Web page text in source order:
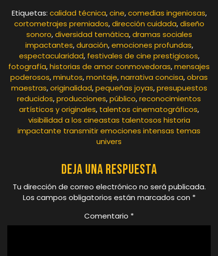
Etiquetas: calidad técnica,cine,comedias ingeniosas,
cortometrajes premiados,dirección cuidada,diseño
sonoro,diversidad temática,dramas sociales
impactantes,duración,emociones profundas,
espectacularidad, festivales de cine prestigiosos,
fotografía,historias de amor conmovedoras,mensajes
poderosos,minutos,montaje,narrativa concisa,obras
maestras,originalidad,pequeñas joyas,presupuestos
reducidos,producciones,público,reconocimientos
artísticos y originales, talentos cinematográficos,
visibilidad a los cineastas talentosos historia
impactante transmitir emociones intensas temas
univers
Deja una respuesta
Tu dirección de correo electrónico no será publicada.
Los campos obligatorios están marcados con *
Comentario *